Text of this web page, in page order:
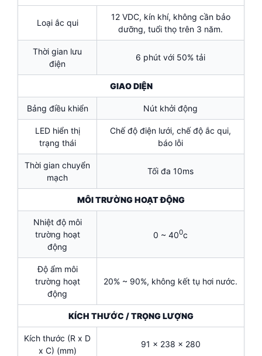
Loại ắc qui
12 VDC, kín khí, không cần bảo
dưỡng, tuổi thọ trên 3 năm.
Thời gian lưu
điện
6 phút với 50% tải
GIAO DIỆN
Bảng điều khiển Nút khởi động
LED hiển thị
trạng thái
Chế độ điện lưới, chế độ ắc qui,
báo lỗi
Thời gian chuyển
mạch
Tối đa 10ms
MÔI TRƯỜNG HOẠT ĐỘNG
Nhiệt độ môi
trường hoạt
động
0 ~ 400c
Độ ẩm môi
trường hoạt
động
20% ~ 90%, không kết tụ hơi nước.
KÍCH THƯỚC / TRỌNG LƯỢNG
Kích thước (R x D
x C) (mm)
91 x 238 x 280